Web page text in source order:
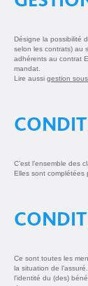
Désigne la possibilité
selon les contrats) au
adhérents au contrat
mandat.
Lire aussi gestion
C’est l’ensemble des
Elles sont complétées
Ce sont toutes les
la situation de
l'identité du (des)